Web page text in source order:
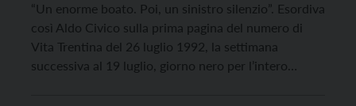
“Un enorme boato. Poi, un sinistro silenzio”. Esordiva
così Aldo Civico sulla prima pagina del numero di
Vita Trentina del 26 luglio 1992, la settimana
successiva al 19 luglio, giorno nero per l’intero